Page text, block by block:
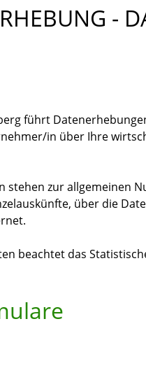
-
führt
in über Ihre
stehen zur allgemeinen
über die
beachtet das